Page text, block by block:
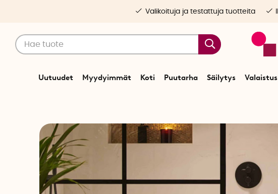
Uutuudet Myydyimmät Koti Puutarha Säilytys Valaistus
Valikoituja ja testattuja tuotteita